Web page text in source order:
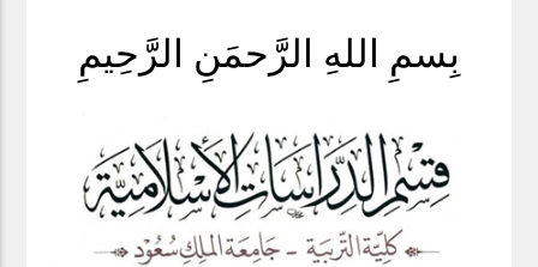
بِسمِ اللهِ الرَّحمَنِ الرَّحِيمِ